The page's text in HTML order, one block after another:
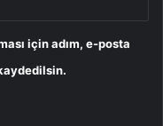
için adım, e-posta